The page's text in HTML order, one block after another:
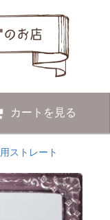
カートを見る
ストレート